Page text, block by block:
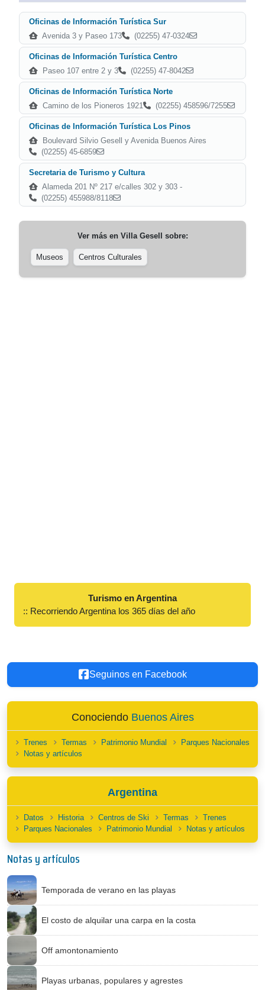
Oficinas de Información Turística Sur
Avenida 3 y Paseo 173
(02255) 47-0324
Oficinas de Información Turística Centro
Paseo 107 entre 2 y 3
(02255) 47-8042
Oficinas de Información Turística Norte
Camino de los Pioneros 1921
(02255) 458596/7255
Oficinas de Información Turística Los Pinos
Boulevard Silvio Gesell y Avenida Buenos Aires
(02255) 45-6859
Secretaria de Turismo y Cultura
Alameda 201 Nº 217 e/calles 302 y 303 -
(02255) 455988/8118
Ver más en Villa Gesell sobre:
Museos Centros Culturales
Turismo en Argentina
:: Recorriendo Argentina los 365 días del año
Seguinos en Facebook
Conociendo Buenos Aires
Trenes Termas Patrimonio Mundial
Parques Nacionales
Notas y artículos
Argentina
Datos Historia Centros de Ski Termas
Trenes
Parques Nacionales
Patrimonio Mundial Notas y artículos
Notas y artículos
Temporada de verano en las playas
El costo de alquilar una carpa en la costa
Off amontonamiento
Playas urbanas, populares y agrestes